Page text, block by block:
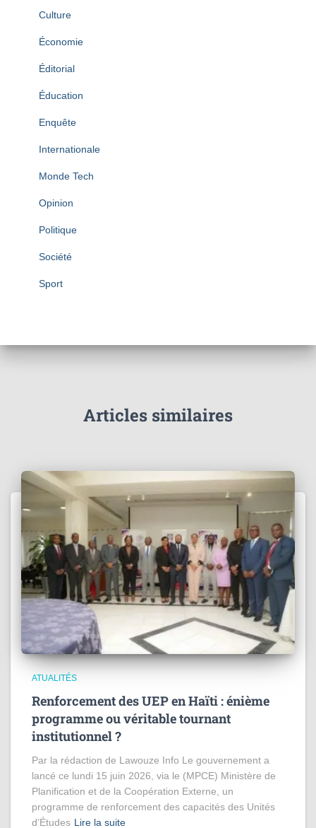
Culture
Économie
Éditorial
Éducation
Enquête
Internationale
Monde Tech
Opinion
Politique
Société
Sport
Articles similaires
ATUALITÉS
Renforcement des UEP en Haïti : énième
programme ou véritable tournant
institutionnel ?
Par la rédaction de Lawouze Info Le gouvernement a
lancé ce lundi 15 juin 2026, via le (MPCE) Ministère de
Planification et de la Coopération Externe, un
programme de renforcement des capacités des Unités
d’Études Lire la suite